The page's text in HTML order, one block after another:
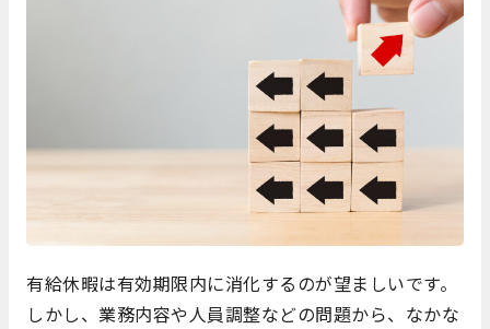
有給休暇は有効期限内に消化するのが望ましいです。
しかし、業務内容や人員調整などの問題から、なかな